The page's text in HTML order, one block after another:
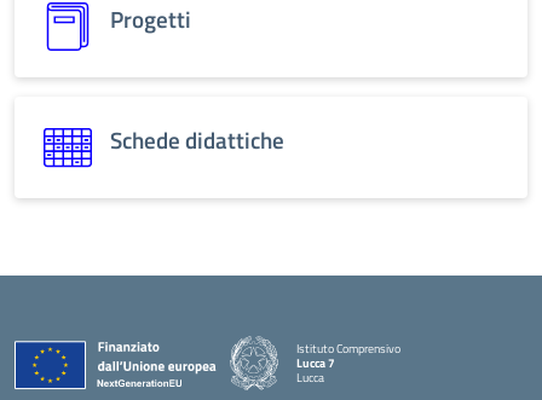
Progetti
Schede didattiche
Istituto Comprensivo
Lucca 7
Lucca